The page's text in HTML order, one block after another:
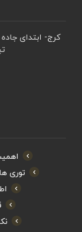
کرج- ابتدای
توری